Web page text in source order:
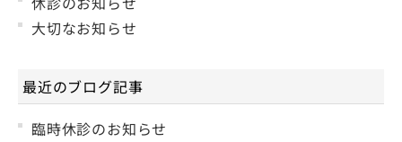
大切なお知らせ
最近のブログ記事
臨時休診のお知らせ